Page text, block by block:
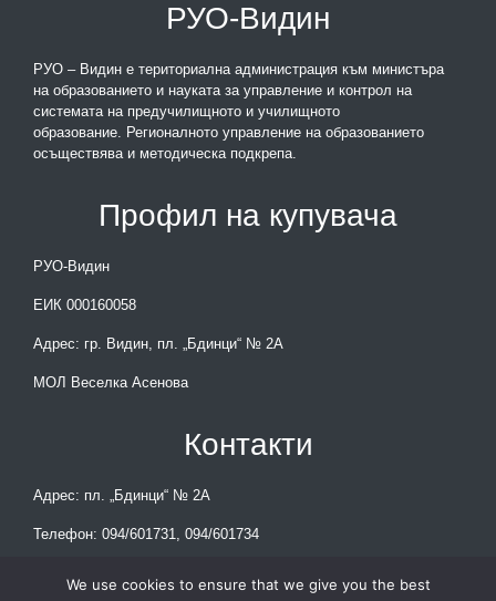
РУО-Видин
РУО – Видин е териториална администрация към министъра
на образованието и науката за управление и контрол на
системата на предучилищното и училищното
образование. Регионалното управление на образованието
осъществява и методическа подкрепа.
Профил на купувача
РУО-Видин
ЕИК 000160058
Адрес: гр. Видин, пл. „Бдинци“ № 2А
МОЛ Веселка Асенова
Контакти
Адрес: пл. „Бдинци“ № 2А
Телефон: 094/601731, 094/601734
We use cookies to ensure that we give you the best